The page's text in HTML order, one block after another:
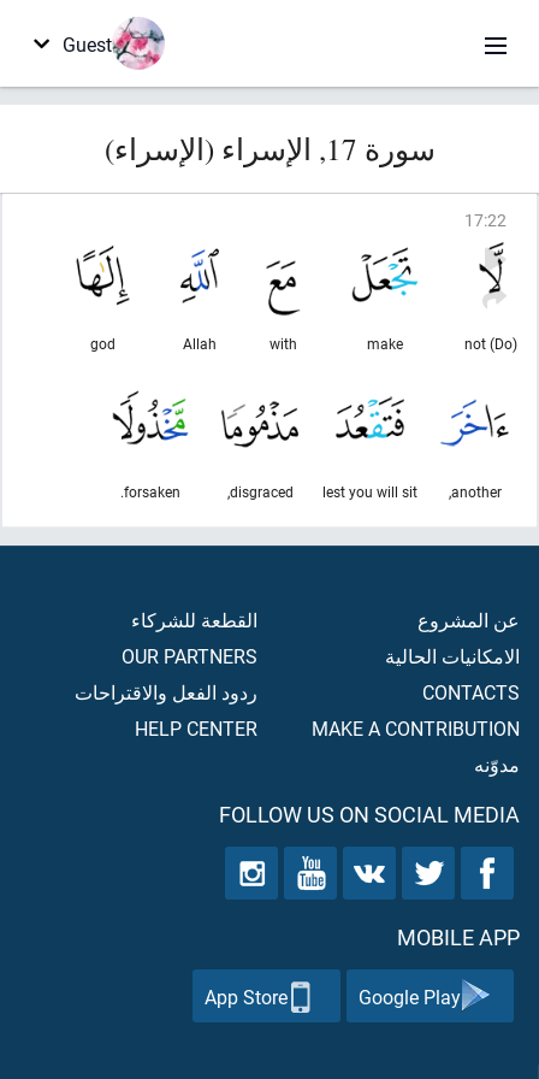
Guest
سورة 17, الإسراء (الإسراء)
17:22
(Do) not
make
with
Allah
god
another,
lest you will sit
disgraced,
forsaken.
عن المشروع
الامكانيات الحالية
CONTACTS
MAKE A CONTRIBUTION
مدوّنه
القطعة للشركاء
OUR PARTNERS
ردود الفعل والاقتراحات
HELP CENTER
FOLLOW US ON SOCIAL MEDIA
MOBILE APP
Google Play
App Store